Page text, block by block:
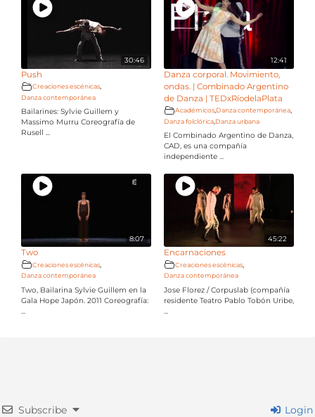
30:46
Push
Creaciones escénicas,
Danza contemporánea
Bailarines: Sylvie Guillem y
Massimo Murru Coreografía de
Rusell ...
12:41
Danza corporal. Movimiento,
ondas. | Combinado Argentino
de Danza | TEDxRíodelaPlata
Académicos,Danza contemporánea,
Danza folclórica, Danza urbana
El Combinado Argentino de Danza,
CAD, es una compañía
independiente ...
8:07
Two
Creaciones escénicas,
Danza contemporánea
Two, Bailarina Sylvie Guillem en la
Gala Hope Japón. 2011 Coreografía:
...
45:22
Encarnaciones
Creaciones escénicas,
Danza contemporánea
Jose Florez / Corpuslab (compañía
residente Teatro Pablo Tobón Uribe,
...
Subscribe Login